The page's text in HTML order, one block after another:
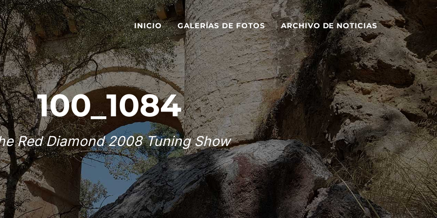
INICIO GALERÍAS DE FOTOS ARCHIVO DE NOTICIAS
100_1084
Red Diamond 2008 Tuning Show